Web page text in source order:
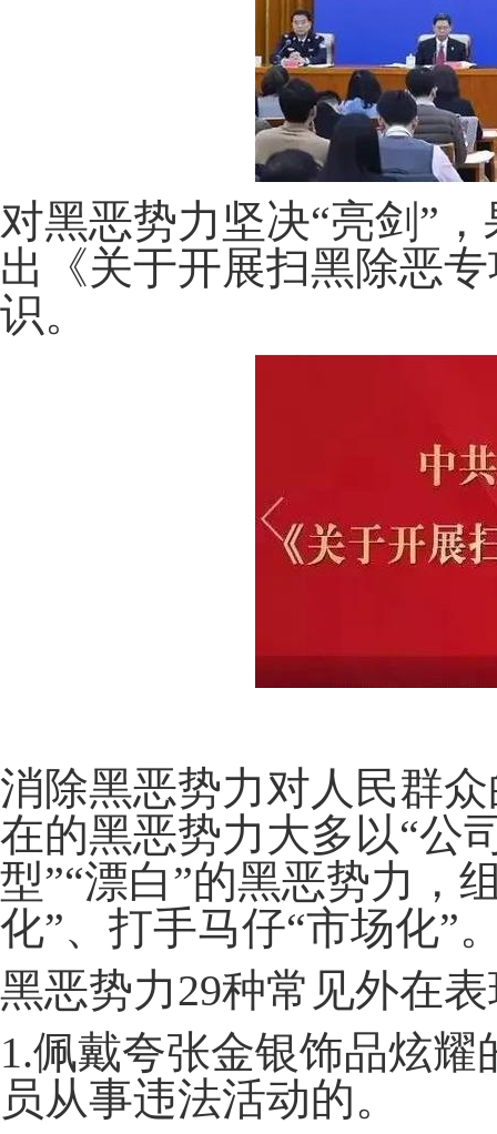
对黑恶势力坚决“亮剑”
出《关于开展扫黑除恶
识。
消除黑恶势力对人民群
在的黑恶势力大多以“公
型”“漂白”的黑恶势力，
化”、打手马仔“市场化”
黑恶势力29种常见外在
1.佩戴夸张金银饰品炫
员从事违法活动的。